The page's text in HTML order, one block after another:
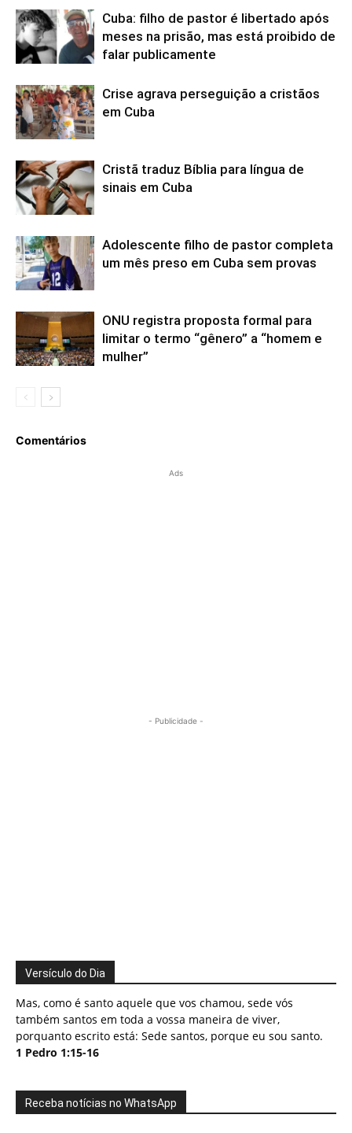
Cuba: filho de pastor é libertado após
meses na prisão, mas está proibido de
falar publicamente
Crise agrava perseguição a cristãos
em Cuba
Cristã traduz Bíblia para língua de
sinais em Cuba
Adolescente filho de pastor completa
um mês preso em Cuba sem provas
ONU registra proposta formal para
limitar o termo “gênero” a “homem e
mulher”
Comentários
Ads
- Publicidade -
Versículo do Dia
Mas, como é santo aquele que vos chamou, sede vós
também santos em toda a vossa maneira de viver,
porquanto escrito está: Sede santos, porque eu sou santo.
1 Pedro 1:15-16
Receba notícias no WhatsApp